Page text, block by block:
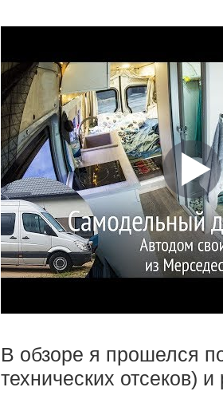
В обзоре я прошелся
технических отсеков)